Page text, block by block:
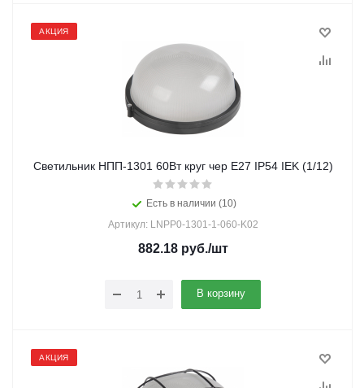
АКЦИЯ
Светильник НПП-1301 60Вт круг чер Е27 IP54 IEK (1/12)
Есть в наличии (10)
Артикул: LNPP0-1301-1-060-K02
882.18руб./шт
В корзину
АКЦИЯ